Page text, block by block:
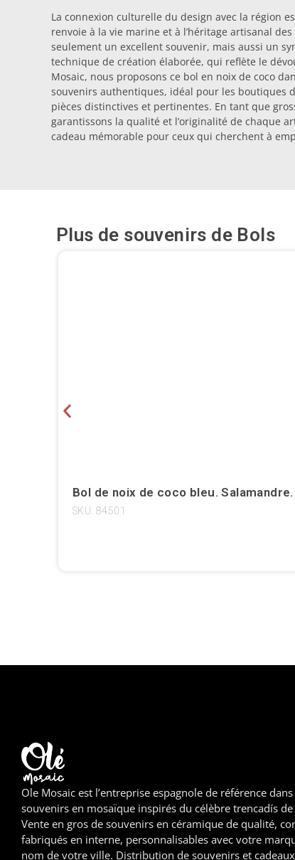
La connexion culturelle du design avec la région
renvoie à la vie marine et à l’héritage artisanal des
seulement un excellent souvenir, mais aussi un
technique de création élaborée, qui reflète le
Mosaic, nous proposons ce bol en noix de coco
souvenirs authentiques, idéal pour les boutiques
pièces distinctives et pertinentes. En tant que
garantissons la qualité et l’originalité de chaque
cadeau mémorable pour ceux qui cherchent à
Plus de souvenirs de Bols
Bol de noix de coco bleu.
SKU: 84501
Ole Mosaic est l’entreprise espagnole de référence
souvenirs en mosaïque inspirés du célèbre trencadís de
Vente en gros de souvenirs en céramique de qualité,
fabriqués en interne, personnalisables avec votre
nom de votre ville. Distribution de souvenirs et cadeaux